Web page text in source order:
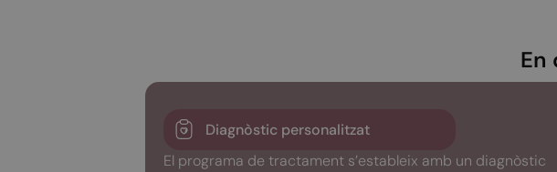
En
Diagnòstic personalitzat
El programa de tractament s’estableix amb un diagnòstic